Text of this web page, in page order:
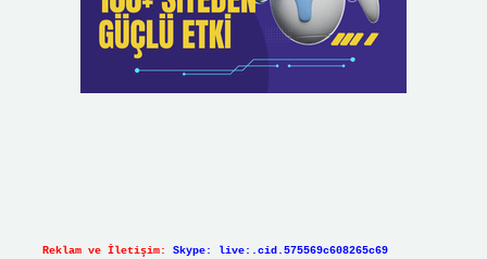
Reklam ve İletişim: Skype: live:.cid.575569c608265c69